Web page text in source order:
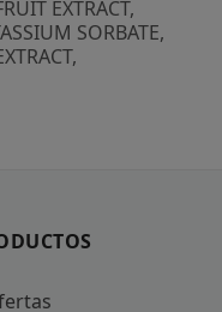
EXTRACT,
SORBATE,